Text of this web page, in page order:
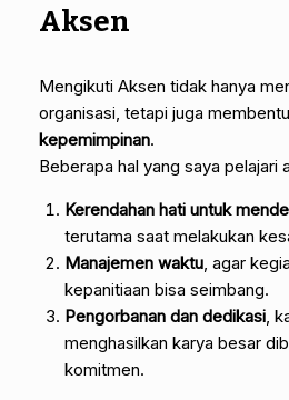
Aksen
Mengikuti Aksen tidak hanya
organisasi, tetapi juga
kepemimpinan.
Beberapa hal yang saya pelajari
Kerendahan hati untuk
terutama saat melakukan
Manajemen waktu, agar
kepanitiaan bisa seimbang.
Pengorbanan dan dedikasi,
menghasilkan karya besar
komitmen.